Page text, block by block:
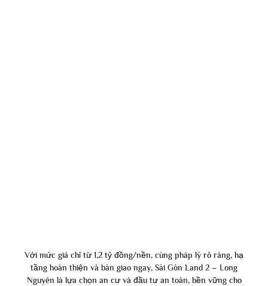
Với mức giá chỉ từ 1,2 tỷ đồng/nền, cùng pháp lý rõ ràng, hạ
tầng hoàn thiện và bàn giao ngay, Sài Gòn Land 2 – Long
Nguyên là lựa chọn an cư và đầu tư an toàn, bền vững cho